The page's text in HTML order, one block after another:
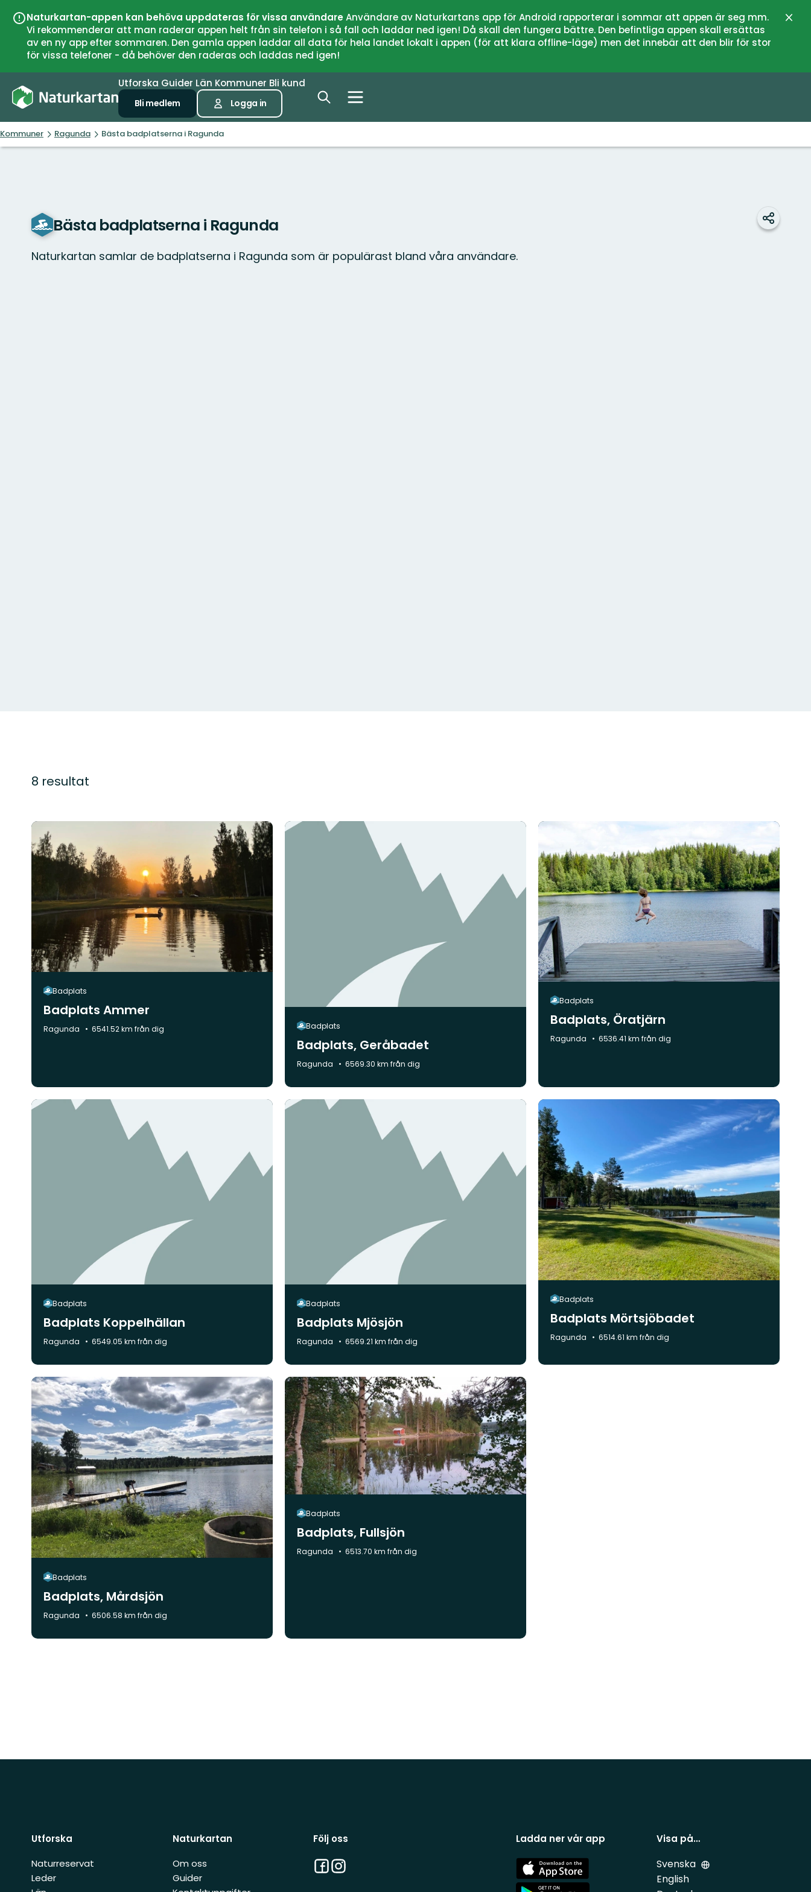
Naturkartan-appen kan behöva uppdateras för vissa användareAnvändare av Naturkartans app för Android rapporterar i sommar att appen är seg mm.
Vi rekommenderar att man raderar appen helt från sin telefon i så fall och laddar ned igen! Då skall den fungera bättre. Den befintliga appen skall ersättas
av en ny app efter sommaren. Den gamla appen laddar all data för hela landet lokalt i appen (för att klara offline-läge) men det innebär att den blir för stor
för vissa telefoner - då behöver den raderas och laddas ned igen!
Utforska Guider Län Kommuner Bli kund
Bli medlem Logga in
Kommuner Ragunda Bästa badplatserna i Ragunda
Bästa badplatserna i Ragunda
Naturkartan samlar de badplatserna i Ragunda som är populärast bland våra användare.
Dela
8 resultat
Badplats
Badplats Ammer
Kommun:
Ragunda 6541.52 km från dig Badplats
Badplats, Geråbadet
Kommun:
Ragunda 6569.30 km från dig
Badplats
Badplats, Öratjärn
Kommun:
Ragunda 6536.41 km från dig
Badplats
Badplats Koppelhällan
Kommun:
Ragunda 6549.05 km från dig
Badplats
Badplats Mjösjön
Kommun:
Ragunda 6569.21 km från dig
Badplats
Badplats Mörtsjöbadet
Kommun:
Ragunda 6514.61 km från dig
Badplats
Badplats, Mårdsjön
Kommun:
Ragunda 6506.58 km från dig
Badplats
Badplats, Fullsjön
Kommun:
Ragunda 6513.70 km från dig
Utforska
Naturreservat
Leder
Naturkartan
Om oss
Guider
Följ oss
Facebook
Instagram
Ladda ner vår app
App
Store
App
Visa på…
Svenska
English